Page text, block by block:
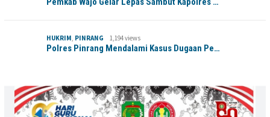
HUKRIM PINRANG 1,194 views
Polres Pinrang Mendalami Kasus Dugaan Pe…